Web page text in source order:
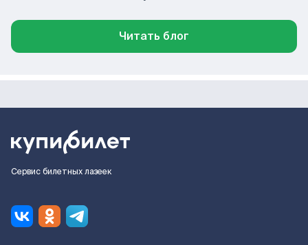
Читать блог
Сервис билетных лазеек